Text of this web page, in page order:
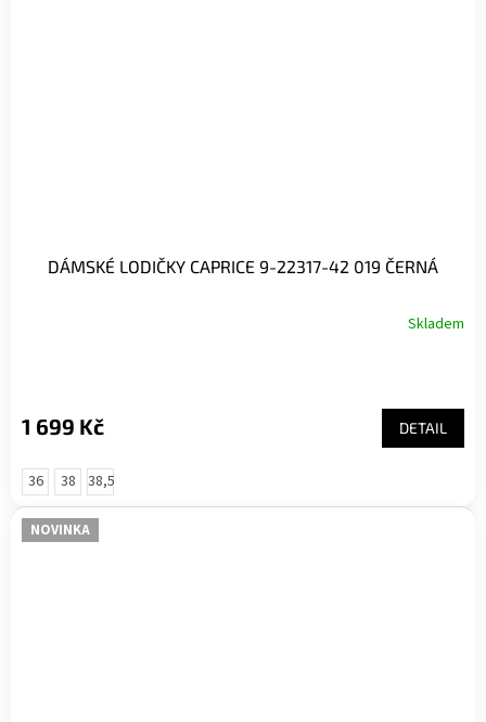
DÁMSKÉ LODIČKY CAPRICE 9-22317-42 019 ČERNÁ
Skladem
1 699 Kč DETAIL
36 38 38,5
NOVINKA